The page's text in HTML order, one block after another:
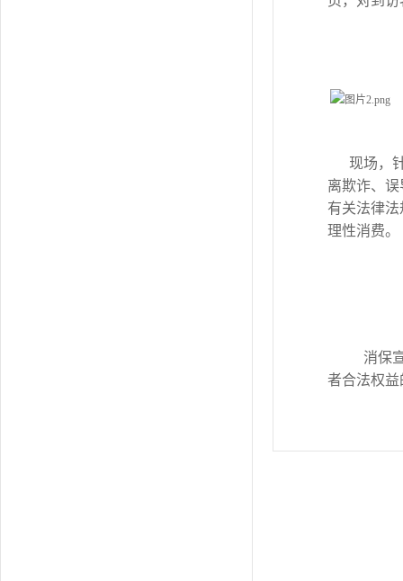
现场，
离欺诈、
有关法律
理性消费。
消保
者合法权益